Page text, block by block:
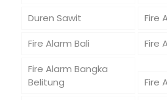
Duren Sawit
Fire
Fire Alarm Bali
Fire
Fire Alarm Bangka
Belitung
Fire